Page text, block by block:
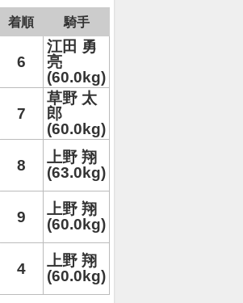
着順 騎手
6
江田 勇
亮
(60.0kg)
7
草野 太
郎
(60.0kg)
8
上野 翔
(63.0kg)
9
上野 翔
(60.0kg)
4
上野 翔
(60.0kg)